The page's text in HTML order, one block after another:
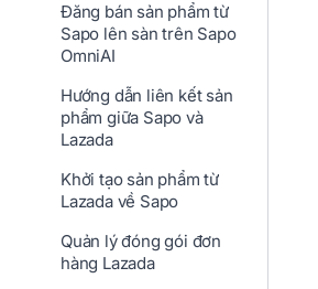
Đăng bán sản phẩm từ
Sapo lên sàn trên Sapo
OmniAI
Hướng dẫn liên kết sản
phẩm giữa Sapo và
Lazada
Khởi tạo sản phẩm từ
Lazada về Sapo
Quản lý đóng gói đơn
hàng Lazada